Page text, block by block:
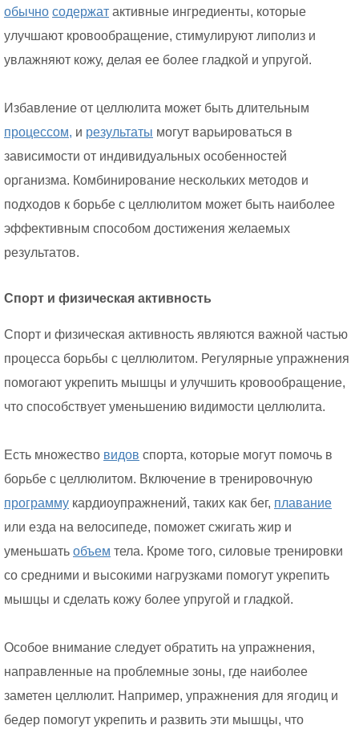
обычно содержат активные ингредиенты, которые
улучшают кровообращение, стимулируют липолиз и
увлажняют кожу, делая ее более гладкой и упругой.
Избавление от целлюлита может быть длительным
процессом, и результаты могут варьироваться в
зависимости от индивидуальных особенностей
организма. Комбинирование нескольких методов и
подходов к борьбе с целлюлитом может быть наиболее
эффективным способом достижения желаемых
результатов.
Спорт и физическая активность
Спорт и физическая активность являются важной частью
процесса борьбы с целлюлитом. Регулярные упражнения
помогают укрепить мышцы и улучшить кровообращение,
что способствует уменьшению видимости целлюлита.
Есть множество видов спорта, которые могут помочь в
борьбе с целлюлитом. Включение в тренировочную
программу кардиоупражнений, таких как бег, плавание
или езда на велосипеде, поможет сжигать жир и
уменьшать объем тела. Кроме того, силовые тренировки
со средними и высокими нагрузками помогут укрепить
мышцы и сделать кожу более упругой и гладкой.
Особое внимание следует обратить на упражнения,
направленные на проблемные зоны, где наиболее
заметен целлюлит. Например, упражнения для ягодиц и
бедер помогут укрепить и развить эти мышцы, что